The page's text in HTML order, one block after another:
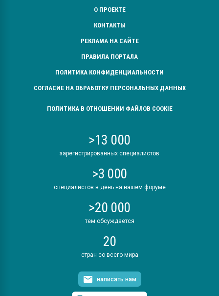
О ПРОЕКТЕ
КОНТАКТЫ
РЕКЛАМА НА САЙТЕ
ПРАВИЛА ПОРТАЛА
ПОЛИТИКА КОНФИДЕНЦИАЛЬНОСТИ
СОГЛАСИЕ НА ОБРАБОТКУ ПЕРСОНАЛЬНЫХ ДАННЫХ
ПОЛИТИКА В ОТНОШЕНИИ ФАЙЛОВ COOKIE
>13 000
зарегистрированных специалистов
>3 000
специалистов в день на нашем форуме
>20 000
тем обсуждается
20
стран со всего мира
написать нам